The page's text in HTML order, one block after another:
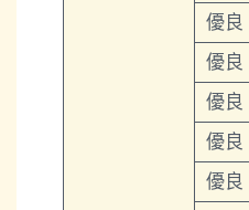
優良
優良
優良
優良
優良